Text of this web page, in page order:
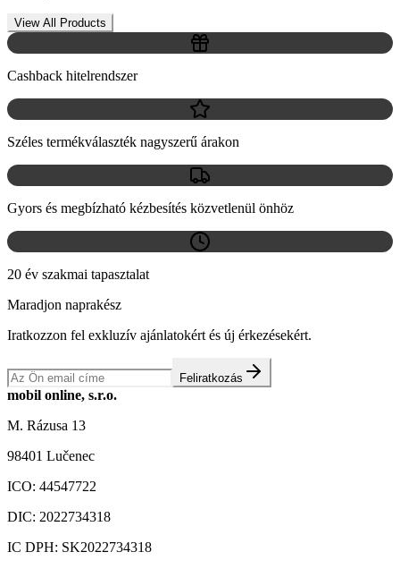
View All Products
Cashback hitelrendszer
Széles termékválaszték nagyszerű árakon
Gyors és megbízható kézbesítés közvetlenül önhöz
20 év szakmai tapasztalat
Maradjon naprakész
Iratkozzon fel exkluzív ajánlatokért és új érkezésekért.
Feliratkozás
mobil online, s.r.o.
M. Rázusa 13
98401 Lučenec
ICO: 44547722
DIC: 2022734318
IC DPH: SK2022734318